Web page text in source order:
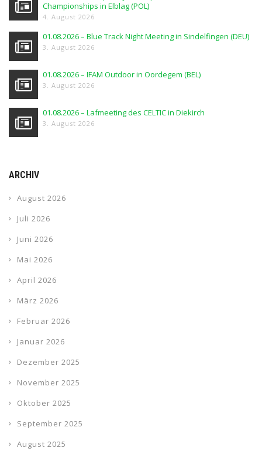
Championships in Elblag (POL)
4. August 2026
01.08.2026 – Blue Track Night Meeting in Sindelfingen (DEU)
3. August 2026
01.08.2026 – IFAM Outdoor in Oordegem (BEL)
3. August 2026
01.08.2026 – Lafmeeting des CELTIC in Diekirch
3. August 2026
ARCHIV
August 2026
Juli 2026
Juni 2026
Mai 2026
April 2026
März 2026
Februar 2026
Januar 2026
Dezember 2025
November 2025
Oktober 2025
September 2025
August 2025